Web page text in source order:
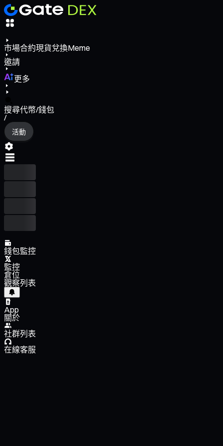
市場合約現貨兌換Meme
邀請
更多
搜尋代幣/錢包
/
活動
錢包監控
監控
倉位
觀察列表
App
關於
社群列表
在線客服